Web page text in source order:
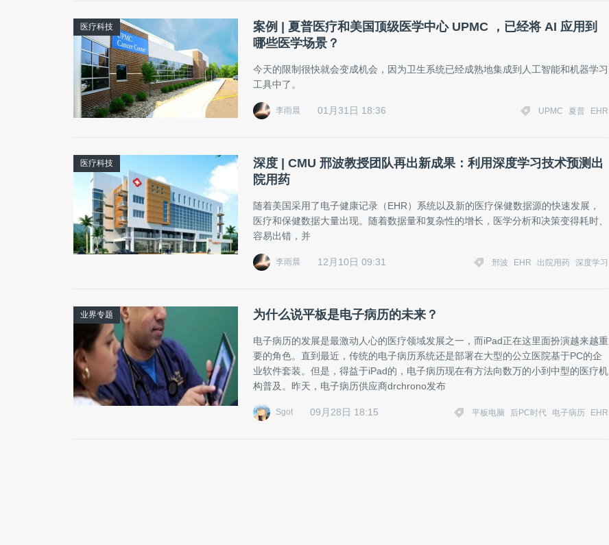
医疗科技
案例 | 夏普医疗和美国顶级医学中心 UPMC ，已经将 AI 应用到
哪些医学场景？
今天的限制很快就会变成机会，因为卫生系统已经成熟地集成到人工智能和机器学习
工具中了。
李雨晨 01月31日 18:36 UPMC 夏普 EHR
医疗科技
深度 | CMU 邢波教授团队再出新成果：利用深度学习技术预测出
院用药
随着美国采用了电子健康记录（EHR）系统以及新的医疗保健数据源的快速发展，
医疗和保健数据大量出现。随着数据量和复杂性的增长，医学分析和决策变得耗时、
容易出错，并
李雨晨 12月10日 09:31 邢波 EHR 出院用药 深度学习
业界专题 为什么说平板是电子病历的未来？
电子病历的发展是最激动人心的医疗领域发展之一，而iPad正在这里面扮演越来越重
要的角色。直到最近，传统的电子病历系统还是部署在大型的公立医院基于PC的企
业软件套装。但是，得益于iPad的，电子病历现在有方法向数万的小到中型的医疗机
构普及。昨天，电子病历供应商drchrono发布
Sgot 09月28日 18:15 平板电脑 后PC时代 电子病历 EHR